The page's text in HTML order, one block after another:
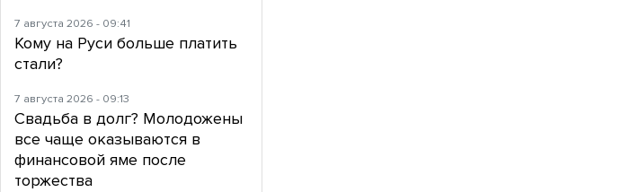
7 августа 2026 - 09:41
Кому на Руси больше платить
стали?
7 августа 2026 - 09:13
Свадьба в долг? Молодожены
все чаще оказываются в
финансовой яме после
торжества